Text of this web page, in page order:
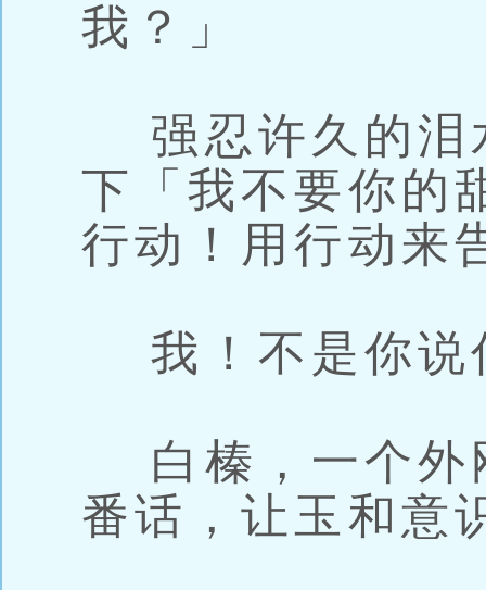
我？」
强忍许久的泪
下「我不要你的
行动！用行动来
我！不是你说
白榛，一个外
番话，让玉和意